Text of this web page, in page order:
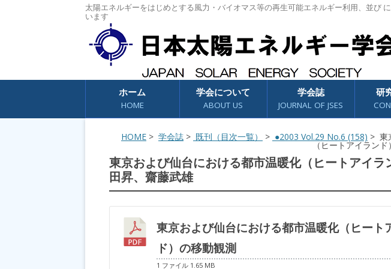
太陽エネルギーをはじめとする風力・バイオマス等の再生可能エネルギー利用、並び
います
コンテンツへスキップ
ホーム
HOME
学会について
ABOUT US
学会誌
JOURNAL OF JSES
研
HOME > 学会誌 > 既刊（目次一覧） > ●2003 Vol.29 No.6 (158) > 東
（ヒートアイラン
東京および仙台における都市温暖化（ヒートアイラ
田昇、齋藤武雄
東京および仙台における都市温暖化（ヒート
ド）の移動観測
1 ファイル 1.65 MB